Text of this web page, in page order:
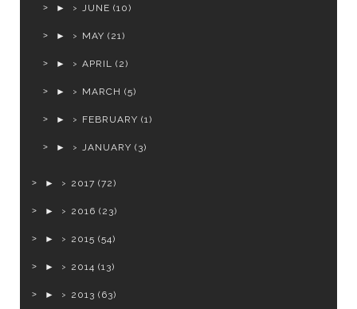
► JUNE (10)
► MAY (21)
► APRIL (2)
► MARCH (5)
► FEBRUARY (1)
► JANUARY (3)
► 2017 (72)
► 2016 (23)
► 2015 (54)
► 2014 (13)
► 2013 (63)